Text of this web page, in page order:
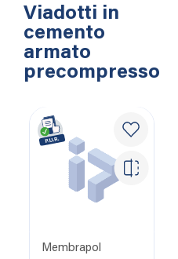
Viadotti in
cemento
armato
precompresso
Membrapol